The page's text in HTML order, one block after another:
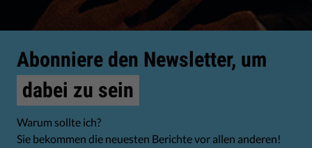
Abonniere den Newsletter, um
dabei zu sein
Warum sollte ich?
Sie bekommen die neuesten Berichte vor allen anderen!